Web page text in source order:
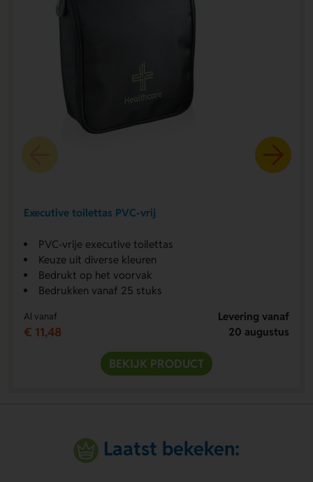
Executive toilettas PVC-vrij
PVC-vrije executive toilettas
Keuze uit diverse kleuren
Bedrukt op het voorvak
Bedrukken vanaf 25 stuks
Al vanaf
€ 11,48
Levering vanaf
20 augustus
BEKIJK PRODUCT
Laatst bekeken: